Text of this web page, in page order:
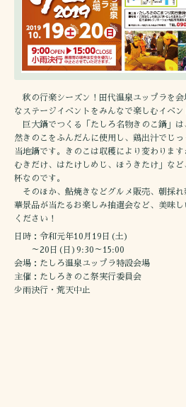
秋の行楽シーズン！田代温泉ユップラを
なステージイベントをみんなで楽しむイベン
巨大鍋でつくる「たしろ名物きのこ鍋」は
然きのこをふんだんに使用し、鶏出汁でじ
当地鍋です。きのこは収穫により変わります
むきだけ、はたけしめじ、ほうきたけ」な
杯なのです。
そのほか、鮎焼きなどグルメ販売、朝採
華景品が当たるお楽しみ抽選会など、美味
ください！
日時：令和元年10月19日(土)
～20日(日)9:30～15:00
会場：たしろ温泉ユップラ特設会場
主催：たしろきのこ祭実行委員会
少雨決行・荒天中止